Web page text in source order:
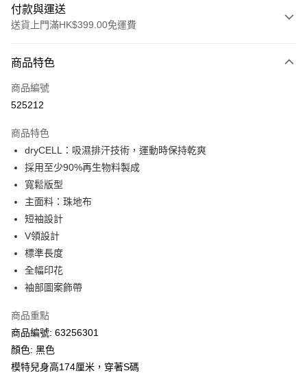
付款與運送
送貨上門滿HK$399.00免運費
信用卡
線上付款
Alipay, PayMe, WeChat Pay, UnionPay, FPS
送貨方式
單筆訂單淨值滿$399可享免運費優惠
每筆HK$30.00，滿HK$399.00或以上免運費
滿$599可享澳門免運費優惠
商品特色
商品編號
525212
商品特色
dryCELL：吸濕排汗技術，運動時保持乾爽
採用至少90%再生物料製成
寬鬆版型
主面料：珠地布
短袖設計
V領設計
標準長度
全幅印花
袖部圖案飾帶
商品重點
商品編號: 63256301
顏色: 黑色
模特兒身高174厘米，穿著S碼